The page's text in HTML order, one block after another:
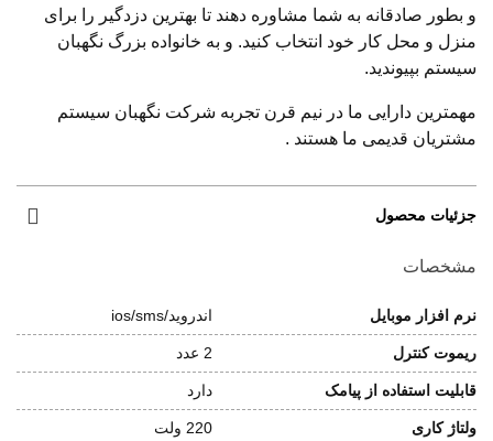
و بطور صادقانه به شما مشاوره دهند تا بهترین دزدگیر را برای
منزل و محل کار خود انتخاب کنید. و به خانواده بزرگ نگهبان
سیستم بپیوندید.
مهمترین دارایی ما در نیم قرن تجربه شرکت نگهبان سیستم
مشتریان قدیمی ما هستند .
جزئیات محصول
مشخصات
نرم افزار موبایل اندروید/ios/sms
ریموت کنترل 2 عدد
قابلیت استفاده از پیامک دارد
ولتاژ کاری 220 ولت